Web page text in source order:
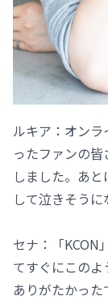
ルキア：オン
ったファンの
しました。あ
して泣きそうに
セナ：「KCON
てすぐにこの
ありがたかっ